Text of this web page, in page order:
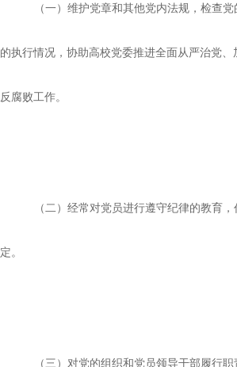
（一）维护党章和其他党内法规，检查
的执行情况，协助高校党委推进全面从严治党、
反腐败工作。
（二）经常对党员进行遵守纪律的教育
定。
（三）对党的组织和党员领导干部履行